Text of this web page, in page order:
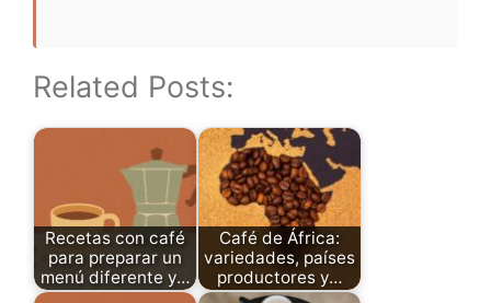
Related Posts:
Recetas con café
para preparar un
menú diferente y…
Café de África:
variedades, países
productores y…